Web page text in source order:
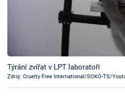
TV Program
Sledujte prima+
Týrání zvířat v LPT laboratoři
Zdroj: Cruelty Free International/SOKO-TS/